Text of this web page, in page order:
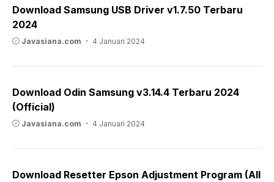
Download Samsung USB Driver v1.7.50 Terbaru
2024
Javasiana.com 4 Januari 2024
Download Odin Samsung v3.14.4 Terbaru 2024
(Official)
Javasiana.com 4 Januari 2024
Download Resetter Epson Adjustment Program (All